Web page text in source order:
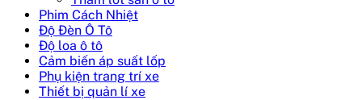
Phim Cách Nhiệt
Độ Đèn Ô Tô
Độ loa ô tô
Cảm biến áp suất lốp
Phụ kiện trang trí xe
Thiết bị quản lí xe